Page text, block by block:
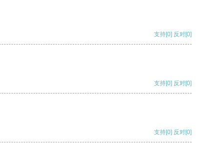
支持[0] 反对[0]
支持[0] 反对[0]
支持[0] 反对[0]